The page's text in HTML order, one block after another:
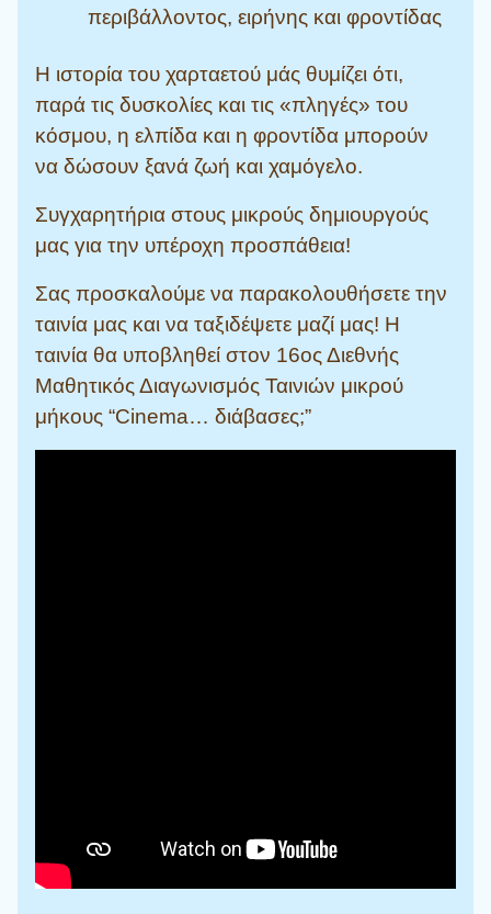
περιβάλλοντος, ειρήνης και φροντίδας
Η ιστορία του χαρταετού μάς θυμίζει ότι,
παρά τις δυσκολίες και τις «πληγές» του
κόσμου, η ελπίδα και η φροντίδα μπορούν
να δώσουν ξανά ζωή και χαμόγελο.
Συγχαρητήρια στους μικρούς δημιουργούς
μας για την υπέροχη προσπάθεια!
Σας προσκαλούμε να παρακολουθήσετε την
ταινία μας και να ταξιδέψετε μαζί μας! Η
ταινία θα υποβληθεί στον 16ος Διεθνής
Μαθητικός Διαγωνισμός Ταινιών μικρού
μήκους “Cinema… διάβασες;”